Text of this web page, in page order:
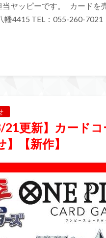
当ヤッピーです。 カードを
幡4415 TEL：055-260-7021
21更新】カード
【新作】